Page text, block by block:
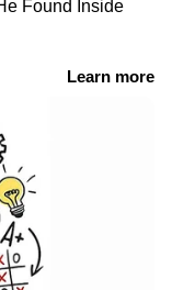
ഏറ്റവും
എസ്‌യുവിയാണ്.
ഒരു